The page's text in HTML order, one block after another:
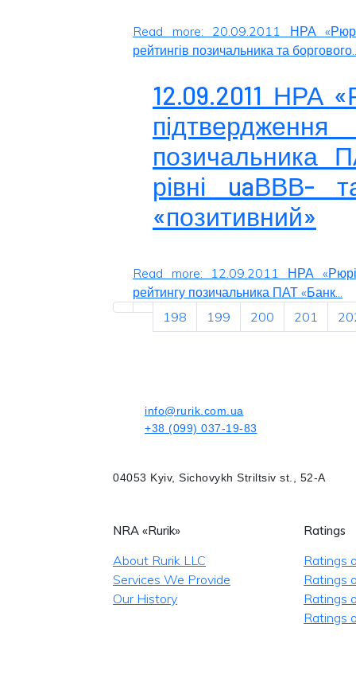
Read more: 20.09.2011 НРА
рейтингів позичальника та
12.09.2011 НРА
підтвердження
позичальника
рівні uaВВВ-
«позитивний»
Read more: 12.09.2011 НРА
рейтингу позичальника ПАТ «Банк...
198
199 200 201
info@rurik.com.ua
+38 (099) 037-19-83
04053 Kyiv, Sichovykh Striltsiv st., 52-A
NRA «Rurik»
About Rurik LLC
Services We Provide
Our History
Ratings
Ratings
Ratings
Ratings
Ratings